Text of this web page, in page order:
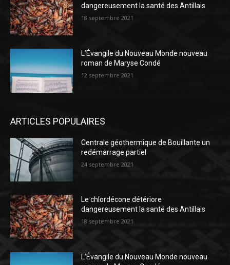
dangereusement la santé des Antillais
18 septembre 2021
L’Évangile du Nouveau Monde nouveau
roman de Maryse Condé
12 septembre 2021
ARTICLES POPULAIRES
Centrale géothermique de Bouillante un
redémarrage partiel
24 septembre 2021
Le chlordécone détériore
dangereusement la santé des Antillais
18 septembre 2021
L’Évangile du Nouveau Monde nouveau